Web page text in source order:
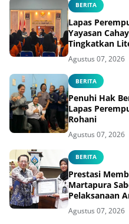
BERITA
Lapas
Yayasan
Tingkatkan
Agustus 07, 2026
BERITA
Penuhi Hak
Lapas
Rohani
Agustus 07, 2026
BERITA
Prestasi
Martapura
Pelaksanaan
Agustus 07, 2026